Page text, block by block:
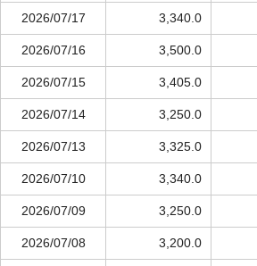
2026/07/17 3,340.0
2026/07/16 3,500.0
2026/07/15 3,405.0
2026/07/14 3,250.0
2026/07/13 3,325.0
2026/07/10 3,340.0
2026/07/09 3,250.0
2026/07/08 3,200.0